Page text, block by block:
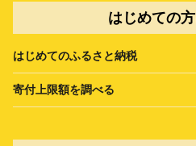
はじめての
はじめてのふるさと納税
寄付上限額を調べる